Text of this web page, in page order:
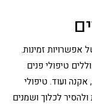
אפשרויות זמינות.
טיפולי פנים
אקנה ועוד. טיפולי
ולהסיר לכלוך ושמנים